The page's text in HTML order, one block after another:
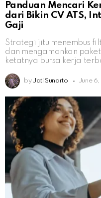
Panduan Mencari
dari Bikin CV ATS,
Gaji
Strategi jitu menembus
dan mengamankan
ketatnya bursa kerja
by Jati Sunarto June